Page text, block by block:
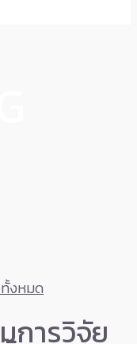
ทั้งหมด
การวิจัย